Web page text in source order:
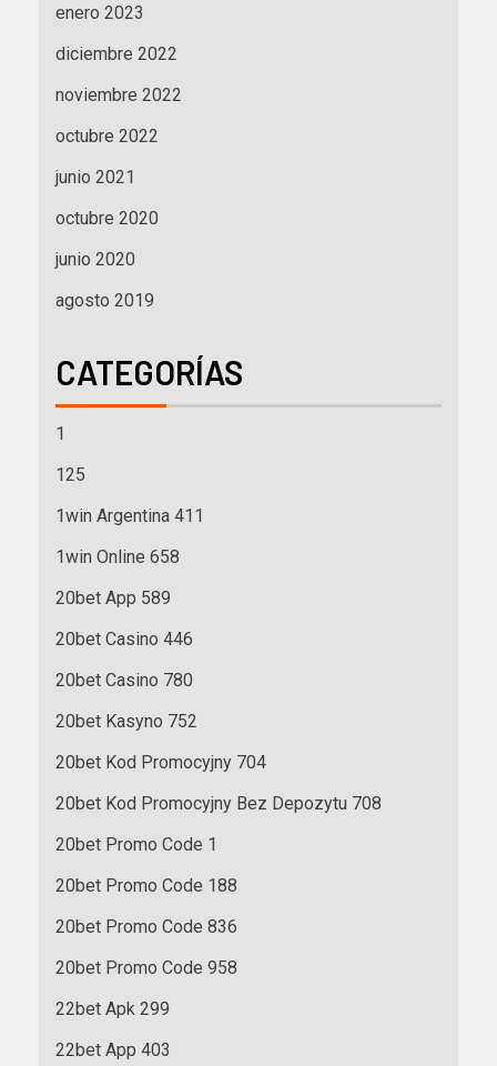
enero 2023
diciembre 2022
noviembre 2022
octubre 2022
junio 2021
octubre 2020
junio 2020
agosto 2019
CATEGORÍAS
1
125
1win Argentina 411
1win Online 658
20bet App 589
20bet Casino 446
20bet Casino 780
20bet Kasyno 752
20bet Kod Promocyjny 704
20bet Kod Promocyjny Bez Depozytu 708
20bet Promo Code 1
20bet Promo Code 188
20bet Promo Code 836
20bet Promo Code 958
22bet Apk 299
22bet App 403